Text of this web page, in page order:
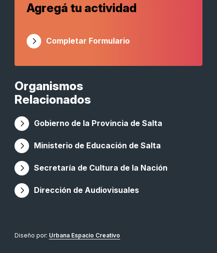
Organismos
Relacionados
Gobierno de la Provincia de Salta
Ministerio de Educación de Salta
Secretaría de Cultura de la Nación
Dirección de Audiovisuales
Agregá tu actividad
Completar Formulario
Diseño por: Urbana Espacio Creativo